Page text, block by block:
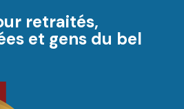
retraités,
et gens du bel